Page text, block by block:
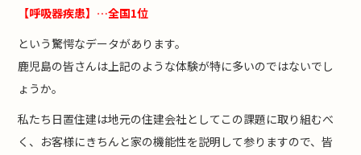
【呼吸器疾患】…全国1位
という驚愕なデータがあります。
鹿児島の皆さんは上記のような体験が特に多いのではないでし
ょうか。
私たち日置住建は地元の住建会社としてこの課題に取り組むべ
く、お客様にきちんと家の機能性を説明して参りますので、皆